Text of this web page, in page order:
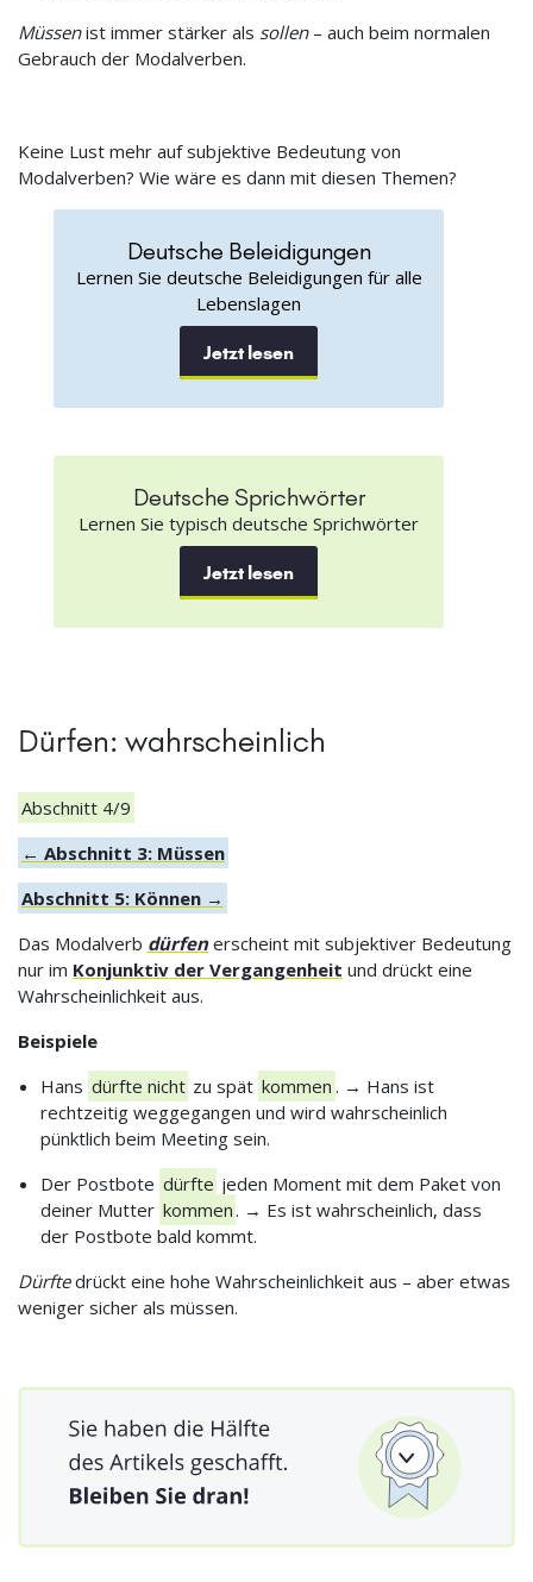
Müssenist immer stärker als sollen– auch beim normalen
Gebrauch der Modalverben.
Keine Lust mehr auf subjektive Bedeutung von
Modalverben? Wie wäre es dann mit diesen Themen?
Deutsche Beleidigungen
Lernen Sie deutsche Beleidigungen für alle
Lebenslagen
Jetzt lesen
Deutsche Sprichwörter
Lernen Sie typisch deutsche Sprichwörter
Jetzt lesen
Dürfen: wahrscheinlich
Abschnitt 4/9
← Abschnitt 3: Müssen
Abschnitt 5: Können →
Das Modalverb dürfenerscheint mit subjektiver Bedeutung
nur im Konjunktiv der Vergangenheit und drückt eine
Wahrscheinlichkeit aus.
Beispiele
Hans dürfte nicht zu spät kommen . → Hans ist
rechtzeitig weggegangen und wird wahrscheinlich
pünktlich beim Meeting sein.
Der Postbote dürfte jeden Moment mit dem Paket von
deiner Mutter kommen . → Es ist wahrscheinlich, dass
der Postbote bald kommt.
Dürftedrückt eine hohe Wahrscheinlichkeit aus – aber etwas
weniger sicher als müssen.